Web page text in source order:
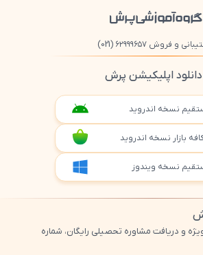
و فروش ۶۲۹۹۹۶۵۷ (021)
دانلود اپلیکیشن پرش
نسخه اندروید
بازار نسخه اندروید
نسخه ویندوز
و دریافت مشاوره تحصیلی رایگان، شماره